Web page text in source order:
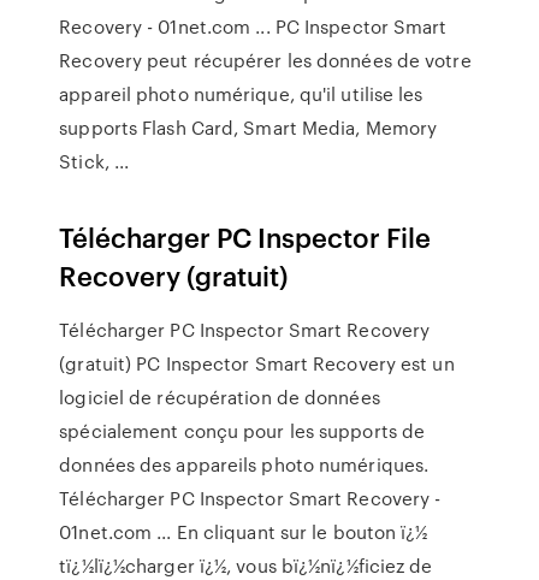
Recovery - 01net.com ... PC Inspector Smart
Recovery peut récupérer les données de votre
appareil photo numérique, qu'il utilise les
supports Flash Card, Smart Media, Memory
Stick, ...
Télécharger PC Inspector File
Recovery (gratuit)
Télécharger PC Inspector Smart Recovery
(gratuit) PC Inspector Smart Recovery est un
logiciel de récupération de données
spécialement conçu pour les supports de
données des appareils photo numériques.
Télécharger PC Inspector Smart Recovery -
01net.com ... En cliquant sur le bouton ï¿½
tï¿½lï¿½charger ï¿½, vous bï¿½nï¿½ficiez de